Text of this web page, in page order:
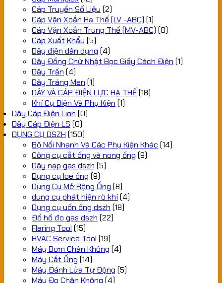
Cáp Truyền Số Liệu (2)
Cáp Vặn Xoắn Hạ Thế (LV -ABC) (1)
Cáp Vặn Xoắn Trung Thế (MV-ABC) (0)
Cáp Xuất Khẩu (5)
Dây điện dân dụng (4)
Dây Đồng Chữ Nhật Bọc Giấy Cách Điện (1)
Dây Trần (4)
Dây Tráng Men (1)
DÂY VÀ CÁP ĐIỆN LỰC HẠ THẾ(18)
Khí Cụ Điện Và Phụ Kiện (1)
Dây Cáp Điện Lion (0)
Dây Cáp Điện LS (0)
DỤNG CỤ DSZH (150)
Bộ Nối Nhanh Và Các Phụ Kiện Khác (14)
Công cụ cắt ống và nong ống (9)
Dây nạp gas dszh (5)
Dụng cụ loe ống (9)
Dụng Cụ Mở Rộng Ống (8)
dung cụ phát hiện rò khí(4)
Dụng cụ uốn ống dszh (18)
Đồ hồ đo gas dszh (22)
Flaring Tool (15)
HVAC Service Tool (19)
Máy Bơm Chân Không (4)
Máy Cắt Ống (14)
Máy Đánh Lửa Tự Động (5)
Máy Đo Chân Không (4)